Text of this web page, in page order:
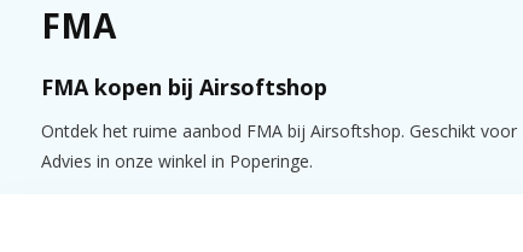
FMA
FMA kopen bij Airsoftshop
Ontdek het ruime aanbod FMA bij Airsoftshop. Geschikt voor
Advies in onze winkel in Poperinge.